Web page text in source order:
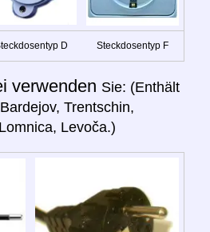
D Steckdosentyp F
verwenden Sie: (Enthält
Trentschin,
Levoča.)